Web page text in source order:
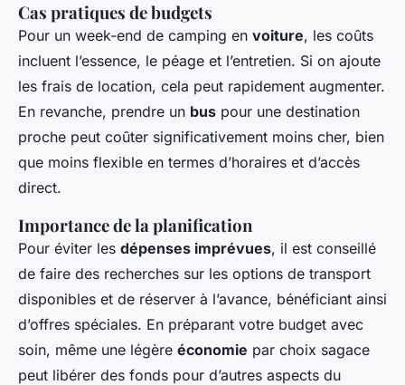
Cas pratiques de budgets
Pour un week-end de camping en voiture, les coûts
incluent l’essence, le péage et l’entretien. Si on ajoute
les frais de location, cela peut rapidement augmenter.
En revanche, prendre un bus pour une destination
proche peut coûter significativement moins cher, bien
que moins flexible en termes d’horaires et d’accès
direct.
Importance de la planification
Pour éviter les dépenses imprévues, il est conseillé
de faire des recherches sur les options de transport
disponibles et de réserver à l’avance, bénéficiant ainsi
d’offres spéciales. En préparant votre budget avec
soin, même une légère économie par choix sagace
peut libérer des fonds pour d’autres aspects du